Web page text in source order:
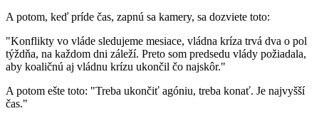
A potom, keď príde čas, zapnú sa kamery, sa dozviete toto:
"Konflikty vo vláde sledujeme mesiace, vládna kríza trvá dva o pol
týždňa, na každom dni záleží. Preto som predsedu vlády požiadala,
aby koaličnú aj vládnu krízu ukončil čo najskôr."
A potom ešte toto: "Treba ukončiť agóniu, treba konať. Je najvyšší
čas."